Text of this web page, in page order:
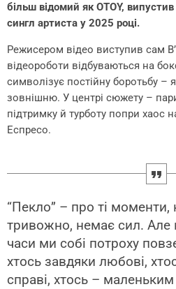
більш відомий як OTOY,
сингл артиста у 2025 році.
Режисером відео виступив сам
відеороботи відбуваються на
символізує постійну боротьбу –
зовнішню. У центрі сюжету –
підтримку й турботу попри хаос
Еспресо.
“Пекло” – про ті
тривожно, немає сил. Але
часи ми собі потроху
хтось завдяки любові,
справі, хтось –